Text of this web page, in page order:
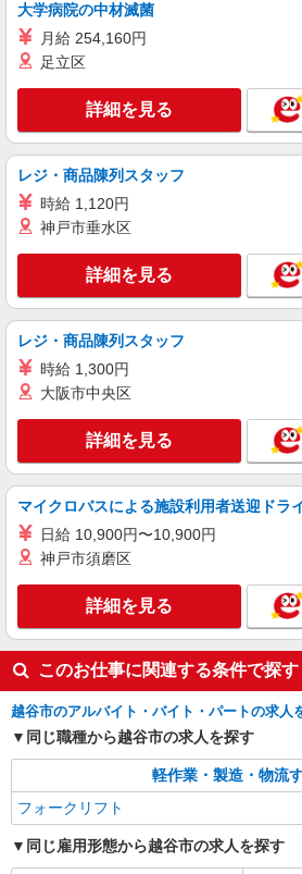
大学病院の中材滅菌
月給 254,160円
足立区
詳細を見る
レジ・商品陳列スタッフ
時給 1,120円
神戸市垂水区
詳細を見る
レジ・商品陳列スタッフ
時給 1,300円
大阪市中央区
詳細を見る
マイクロバスによる施設利用者送迎ドラ
日給 10,900円〜10,900円
神戸市須磨区
詳細を見る
このお仕事に関連する条件で探す
越谷市のアルバイト・バイト・パートの求人
同じ職種から越谷市の求人を探す
軽作業・製造・物流
フォークリフト
同じ雇用形態から越谷市の求人を探す